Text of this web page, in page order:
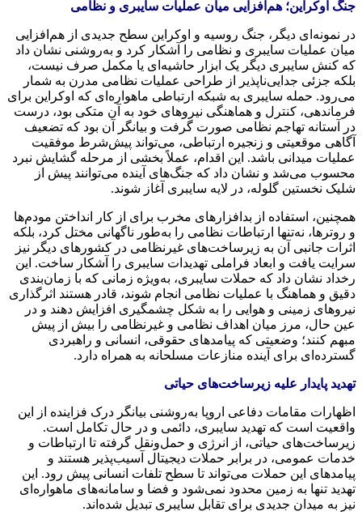
جنگ اوکراین؛ هم‌افزایی میان عملیات سایبری و نظامی
در نمونه‌ای دیگر، جنگ روسیه و اوکراین سطح جدیدی از هم‌افزایی
میان عملیات سایبری و نظامی را آشکار کرد و به‌روشنی نشان داد
که کنش سایبری دیگر یک ابزار حاشیه‌ای یا مکمل صرف نیست،
بلکه جزئی جدایی‌ناپذیر از طراحی عملیات نظامی مدرن به شمار
می‌رود. حمله سایبری به شبکه ارتباطی ماهواره‌ای که اوکراین برای
فرماندهی، کنترل و هماهنگی نیروهای خود به آن متکی بود، درست
در آستانه تهاجم نظامی صورت گرفت و بیانگر آن بود که تضعیف
آگاهی موقعیتی و زنجیره ارتباطی، می‌تواند پیش‌شرط موفقیت
عملیات میدانی باشد. این اقدام، عملاً بخشی از مرحله گشایش نبرد
محسوب می‌شد و نشان داد که جنگ‌های آینده می‌توانند پیش از
شلیک نخستین گلوله، در لایه سایبری آغاز شوند.
همچنین، استفاده از بدافزارهای مخرب برای از کار انداختن مودم‌ها
و روترها، نه‌تنها ارتباطات نظامی را به‌طور ناگهانی مختل کرد، بلکه
اثرات جانبی آن به زیرساخت‌های غیرنظامی در کشورهای دیگر نیز
سرایت یافت و ابعاد فراملی تهدیدات سایبری را آشکار ساخت. این
رخداد نشان داد که حملات سایبری، به‌ویژه زمانی که با زمان‌بندی
دقیق و هماهنگ با عملیات نظامی انجام شوند، قادر هستند اثرگذاری
نیروهای زمینی و هوایی را به شکل چشمگیری افزایش دهند و در
عین حال، مرز میان اهداف نظامی و غیرنظامی را بیش از پیش
مبهم کنند؛ وضعیتی که پیامدهای حقوقی، انسانی و راهبردی
گسترده‌ای برای آینده منازعات مسلحانه به همراه دارد.
تهدید پایدار علیه زیرساخت‌های حیاتی
اظهارات مقامات دفاعی اروپا به‌روشنی بیانگر درک فزاینده از این
واقعیت است که تهدید سایبری، دائمی و در حال تکامل است.
زیرساخت‌های حیاتی، از انرژی و حمل‌ونقل گرفته تا ارتباطات و
خدمات عمومی، در برابر حملات دیجیتال آسیب‌پذیر هستند و
پیامدهای این حملات می‌تواند تا سطح تلفات انسانی پیش رود. این
تهدید تنها به زمین محدود نمی‌شود و فضا و سامانه‌های ماهواره‌ای
نیز به میدان جدیدی برای تقابل سایبری تبدیل شده‌اند.